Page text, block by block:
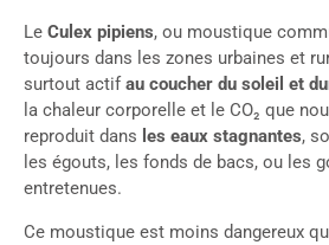
Le Culex pipiens, ou moustique
toujours dans les zones urbaines et
surtout actif au coucher du soleil et
la chaleur corporelle et le CO₂ que
reproduit dans les eaux stagnantes,
les égouts, les fonds de bacs, ou les
entretenues.
Ce moustique est moins dangereux